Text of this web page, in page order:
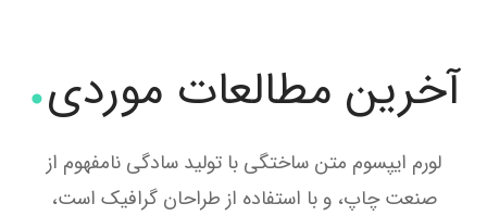
آخرین مطالعات موردی
لورم ایپسوم متن ساختگی با تولید سادگی نامفهوم از
صنعت چاپ، و با استفاده از طراحان گرافیک است،